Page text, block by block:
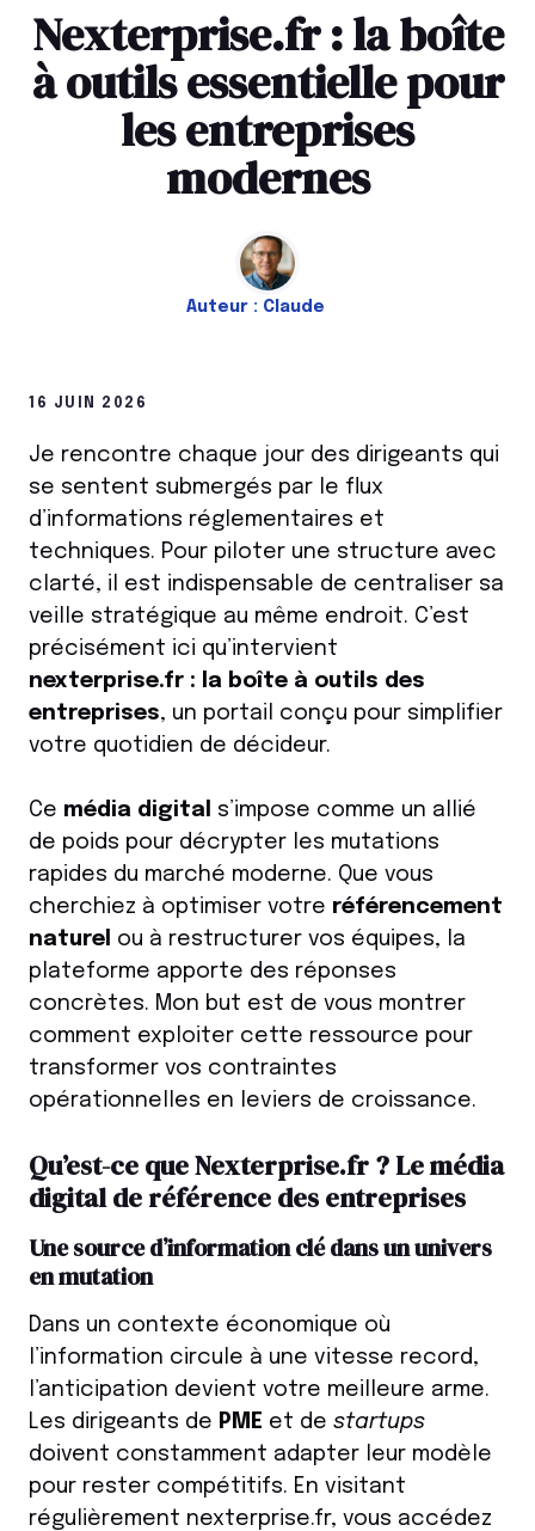
Nexterprise.fr : la boîte
à outils essentielle pour
les entreprises
modernes
Auteur : Claude
16 JUIN 2026
Je rencontre chaque jour des dirigeants qui
se sentent submergés par le flux
d’informations réglementaires et
techniques. Pour piloter une structure avec
clarté, il est indispensable de centraliser sa
veille stratégique au même endroit. C’est
précisément ici qu’intervient
nexterprise.fr : la boîte à outils des
entreprises, un portail conçu pour simplifier
votre quotidien de décideur.
Ce média digital
s’impose comme un allié
de poids pour décrypter les mutations
rapides du marché moderne. Que vous
cherchiez à optimiser votre référencement
naturel
ou à restructurer vos équipes, la
plateforme apporte des réponses
concrètes. Mon but est de vous montrer
comment exploiter cette ressource pour
transformer vos contraintes
opérationnelles en leviers de croissance.
Qu’est-ce que Nexterprise.fr ? Le média
digital de référence des entreprises
Une source d’information clé dans un univers
en mutation
Dans un contexte économique où
l’information circule à une vitesse record,
l’anticipation devient votre meilleure arme.
Les dirigeants de PME et de startups
doivent constamment adapter leur modèle
pour rester compétitifs. En visitant
régulièrement nexterprise.fr, vous accédez